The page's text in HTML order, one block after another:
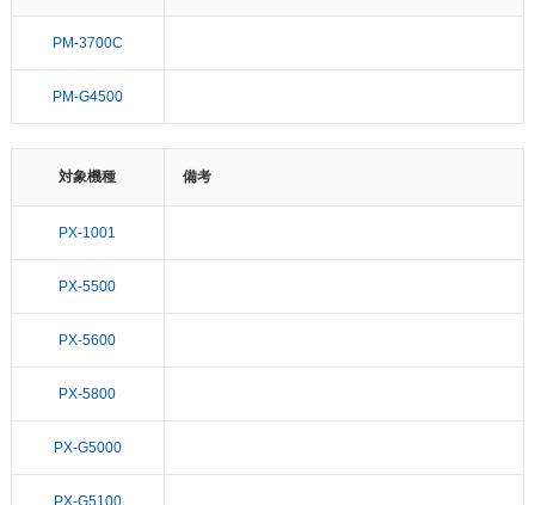
PM-3700C
PM-G4500
対象機種 備考
PX-1001
PX-5500
PX-5600
PX-5800
PX-G5000
PX-G5100